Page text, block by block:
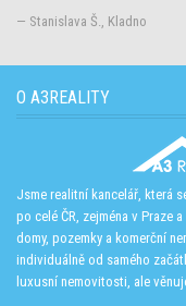
— Stanislava Š., Kladno
O A3REALITY
Jsme realitní kancelář, která
po celé ČR, zejména v Praze
domy, pozemky a komerční
individuálně od samého
luxusní nemovitosti, ale